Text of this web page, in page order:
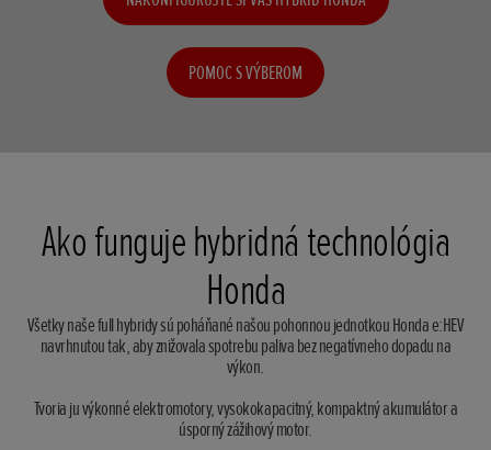
POMOC S VÝBEROM
Ako funguje hybridná technológia
Honda
Všetky naše full hybridy sú poháňané našou pohonnou jednotkou Honda e:HEV
navrhnutou tak, aby znižovala spotrebu paliva bez negatívneho dopadu na
výkon.
Tvoria ju výkonné elektromotory, vysokokapacitný, kompaktný akumulátor a
úsporný zážihový motor.